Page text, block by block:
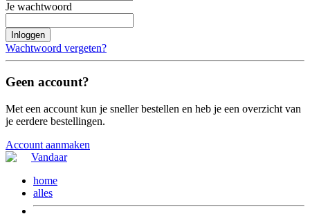
Je wachtwoord
Inloggen
Wachtwoord vergeten?
Geen account?
Met een account kun je sneller bestellen en heb je een overzicht van
je eerdere bestellingen.
Account aanmaken
home
alles